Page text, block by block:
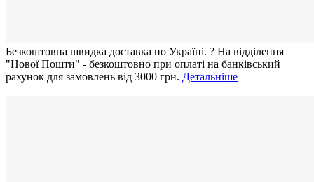
Безкоштовна швидка доставка по Україні. ? На відділення
"Нової Пошти" - безкоштовно при оплаті на банківський
рахунок для замовлень від 3000 грн. Детальніше